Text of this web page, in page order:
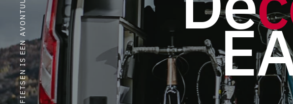
F
I
E
T
S
E
N
I
S
E
E
N
A
V
O
N
T
U E